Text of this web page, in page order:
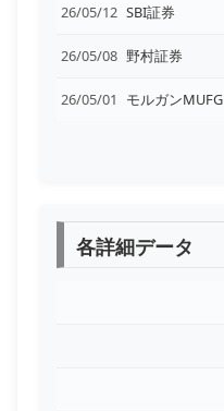
26/05/12 SBI証券
26/05/08 野村証券
26/05/01 モルガンMUFG
各詳細データ